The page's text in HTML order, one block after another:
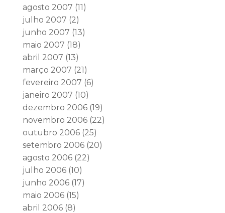
agosto 2007 (11)
julho 2007 (2)
junho 2007 (13)
maio 2007 (18)
abril 2007 (13)
março 2007 (21)
fevereiro 2007 (6)
janeiro 2007 (10)
dezembro 2006(19)
novembro 2006(22)
outubro 2006(25)
setembro 2006(20)
agosto 2006(22)
julho 2006(10)
junho 2006(17)
maio 2006(15)
abril 2006(8)